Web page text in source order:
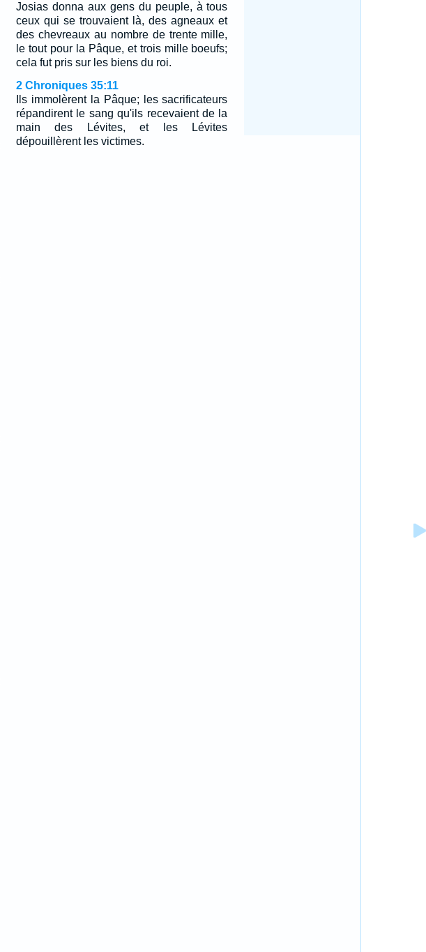
Josias donna aux gens du peuple, à tous
ceux qui se trouvaient là, des agneaux et
des chevreaux au nombre de trente mille,
le tout pour la Pâque, et trois mille boeufs;
cela fut pris sur les biens du roi.
2 Chroniques 35:11
Ils immolèrent la Pâque; les sacrificateurs
répandirent le sang qu'ils recevaient de la
main des Lévites, et les Lévites
dépouillèrent les victimes.